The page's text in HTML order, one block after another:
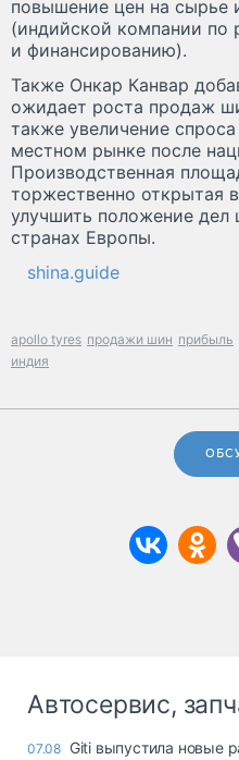
повышение цен на сырье
(индийской компании по
и финансированию).
Также Онкар Канвар
ожидает роста продаж
также увеличение
местном рынке после
Производственная
торжественно открытая
улучшить положение дел
странах Европы.
shina.guide
apollo tyres продажи шин прибыль
индия
Автосервис,
07.08 Giti выпустила новые